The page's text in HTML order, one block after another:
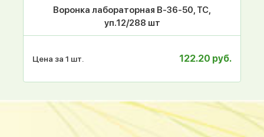
Воронка лабораторная В-36-50, ТС,
уп.12/288 шт
Цена за 1 шт. 122.20 руб.